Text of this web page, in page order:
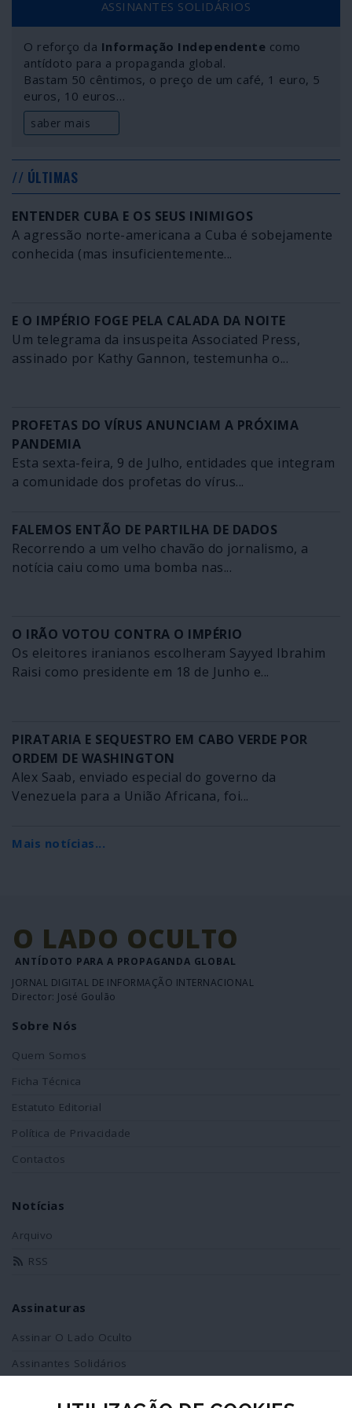
desumanos para tentar driblar a zona de exclusão aérea
instalada para proteger a Síria da agressão
internacional.
ASSINANTES SOLIDÁRIOS
O reforço da Informação Independente como
antídoto para a propaganda global.
Bastam 50 cêntimos, o preço de um café, 1 euro, 5
euros, 10 euros…
saber mais
// ÚLTIMAS
ENTENDER CUBA E OS SEUS INIMIGOS
A agressão norte-americana a Cuba é sobejamente
conhecida (mas insuficientemente...
E O IMPÉRIO FOGE PELA CALADA DA NOITE
Um telegrama da insuspeita Associated Press,
assinado por Kathy Gannon, testemunha o...
PROFETAS DO VÍRUS ANUNCIAM A PRÓXIMA
PANDEMIA
Esta sexta-feira, 9 de Julho, entidades que integram
a comunidade dos profetas do vírus...
FALEMOS ENTÃO DE PARTILHA DE DADOS
Recorrendo a um velho chavão do jornalismo, a
notícia caiu como uma bomba nas...
O IRÃO VOTOU CONTRA O IMPÉRIO
Os eleitores iranianos escolheram Sayyed Ibrahim
Raisi como presidente em 18 de Junho e...
PIRATARIA E SEQUESTRO EM CABO VERDE POR
ORDEM DE WASHINGTON
Alex Saab, enviado especial do governo da
Venezuela para a União Africana, foi...
Mais notícias...
O LADO OCULTO
ANTÍDOTO PARA A PROPAGANDA GLOBAL
JORNAL DIGITAL DE INFORMAÇÃO INTERNACIONAL
Director: José Goulão
Sobre Nós
Quem Somos
Ficha Técnica
Estatuto Editorial
Política de Privacidade
Contactos
Notícias
Arquivo
RSS
Assinaturas
Assinar O Lado Oculto
Assinantes Solidários